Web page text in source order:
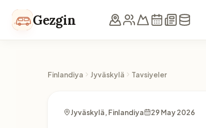
Gezgin
Finlandiya Jyväskylä Tavsiyeler
Jyväskylä, Finlandiya 29 May 2026